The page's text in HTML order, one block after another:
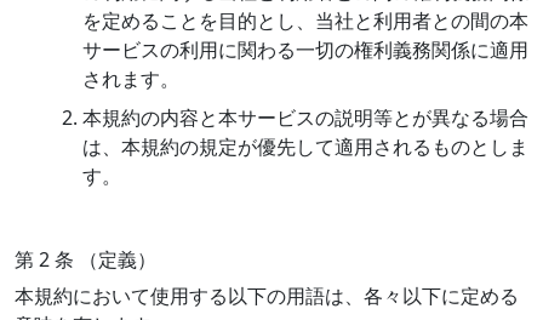
を定めることを目的とし、当社と利用者との間の本
サービスの利用に関わる一切の権利義務関係に適用
されます。
本規約の内容と本サービスの説明等とが異なる場合
は、本規約の規定が優先して適用されるものとしま
す。
第 2 条 （定義）
本規約において使用する以下の用語は、各々以下に定める